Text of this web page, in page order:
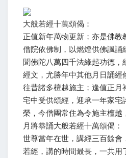
大般若經十萬頌偈：
正值新年萬物更新；亦是佛教
僧院依佛制，以燃燈供佛諷誦
聞佛陀八萬四千法緣起功德，
經文，尤勝年中其他月日誦經
往昔諸多檀越施主；逢值正月
宅中受供頌經，迎承一年家宅
榮，今僧團常住為令施主檀越
月將恭誦大般若經十萬頌偈：
世尊當年在世，講經三百餘會
若經，講的時間最長，一共用